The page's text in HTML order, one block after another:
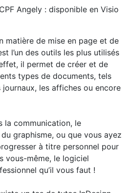
matière de mise en page et de
l’un des outils les plus utilisés
il permet de créer et de
types de documents, tels
journaux, les affiches ou encore
la communication, le
graphisme, ou que vous ayez
à titre personnel pour
vous-même, le logiciel
qu’il vous faut !